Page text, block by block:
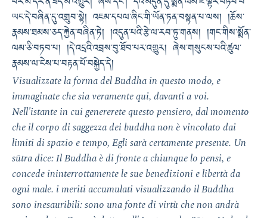
ཡང་དེ་བཞིན་དུ་འགྲུབ་སྟེ། འཇམ་དཔལ་ཞིང་གི་ཡོན་ཏན་བསྟན་པ་ལས། །ཆོས་
རྣམས་ཐམས་ཅད་རྐྱེན་བཞིན་ཏེ། །འདུན་པའི་རྩེ་ལ་རབ་ཏུ་གནས། །གང་གིས་སྨོན་
ལམ་ཅི་བཏབ་པ། །དེ་འདྲའི་འབྲས་བུ་ཐོབ་པར་འགྱུར། ཞེས་གསུངས་པའི་ཚུལ་
རྣམས་ལ་ངེས་པ་བརྟན་པོ་བསྐྱེད་དེ།
Visualizzate la forma del Buddha in questo modo, e
immaginate che sia veramente qui, davanti a voi.
Nell'istante in cui genererete questo pensiero, dal momento
che il corpo di saggezza dei buddha non è vincolato dai
limiti di spazio e tempo, Egli sarà certamente presente. Un
sūtra dice: Il Buddha è di fronte a chiunque lo pensi, e
concede ininterrottamente le sue benedizioni e libertà da
ogni male. i meriti accumulati visualizzando il Buddha
sono inesauribili: sono una fonte di virtù che non andrà